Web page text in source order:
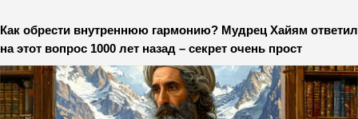
Как обрести внутреннюю гармонию? Мудрец Хайям ответил
на этот вопрос 1000 лет назад – секрет очень прост